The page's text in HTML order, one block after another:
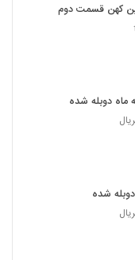
کهن قسمت دوم
ماه دوبله شده
شده